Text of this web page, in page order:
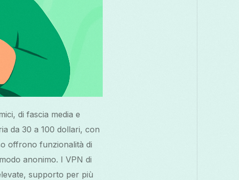
di fascia media e
da 30 a 100 dollari, con
offrono funzionalità di
anonimo. I VPN di
supporto per più